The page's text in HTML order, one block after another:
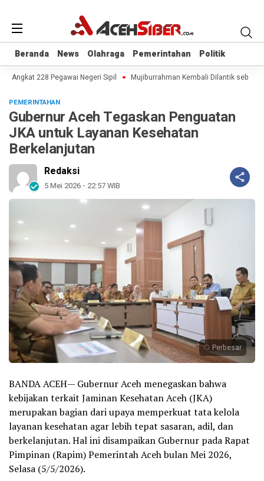
Beranda News Olahraga Pemerintahan Politik
Beranda News Olahraga Pemerintahan Politik
Angkat 228 Pegawai Negeri Sipil Mujiburrahman Kembali Dilantik sebagai
PEMERINTAHAN
Gubernur Aceh Tegaskan Penguatan
JKA untuk Layanan Kesehatan
Berkelanjutan
Redaksi
5 Mei 2026 - 22:57 WIB
Perbesar
BANDA ACEH— Gubernur Aceh menegaskan bahwa
kebijakan terkait Jaminan Kesehatan Aceh (JKA)
merupakan bagian dari upaya memperkuat tata kelola
layanan kesehatan agar lebih tepat sasaran, adil, dan
berkelanjutan. Hal ini disampaikan Gubernur pada Rapat
Pimpinan (Rapim) Pemerintah Aceh bulan Mei 2026,
Selasa (5/5/2026).